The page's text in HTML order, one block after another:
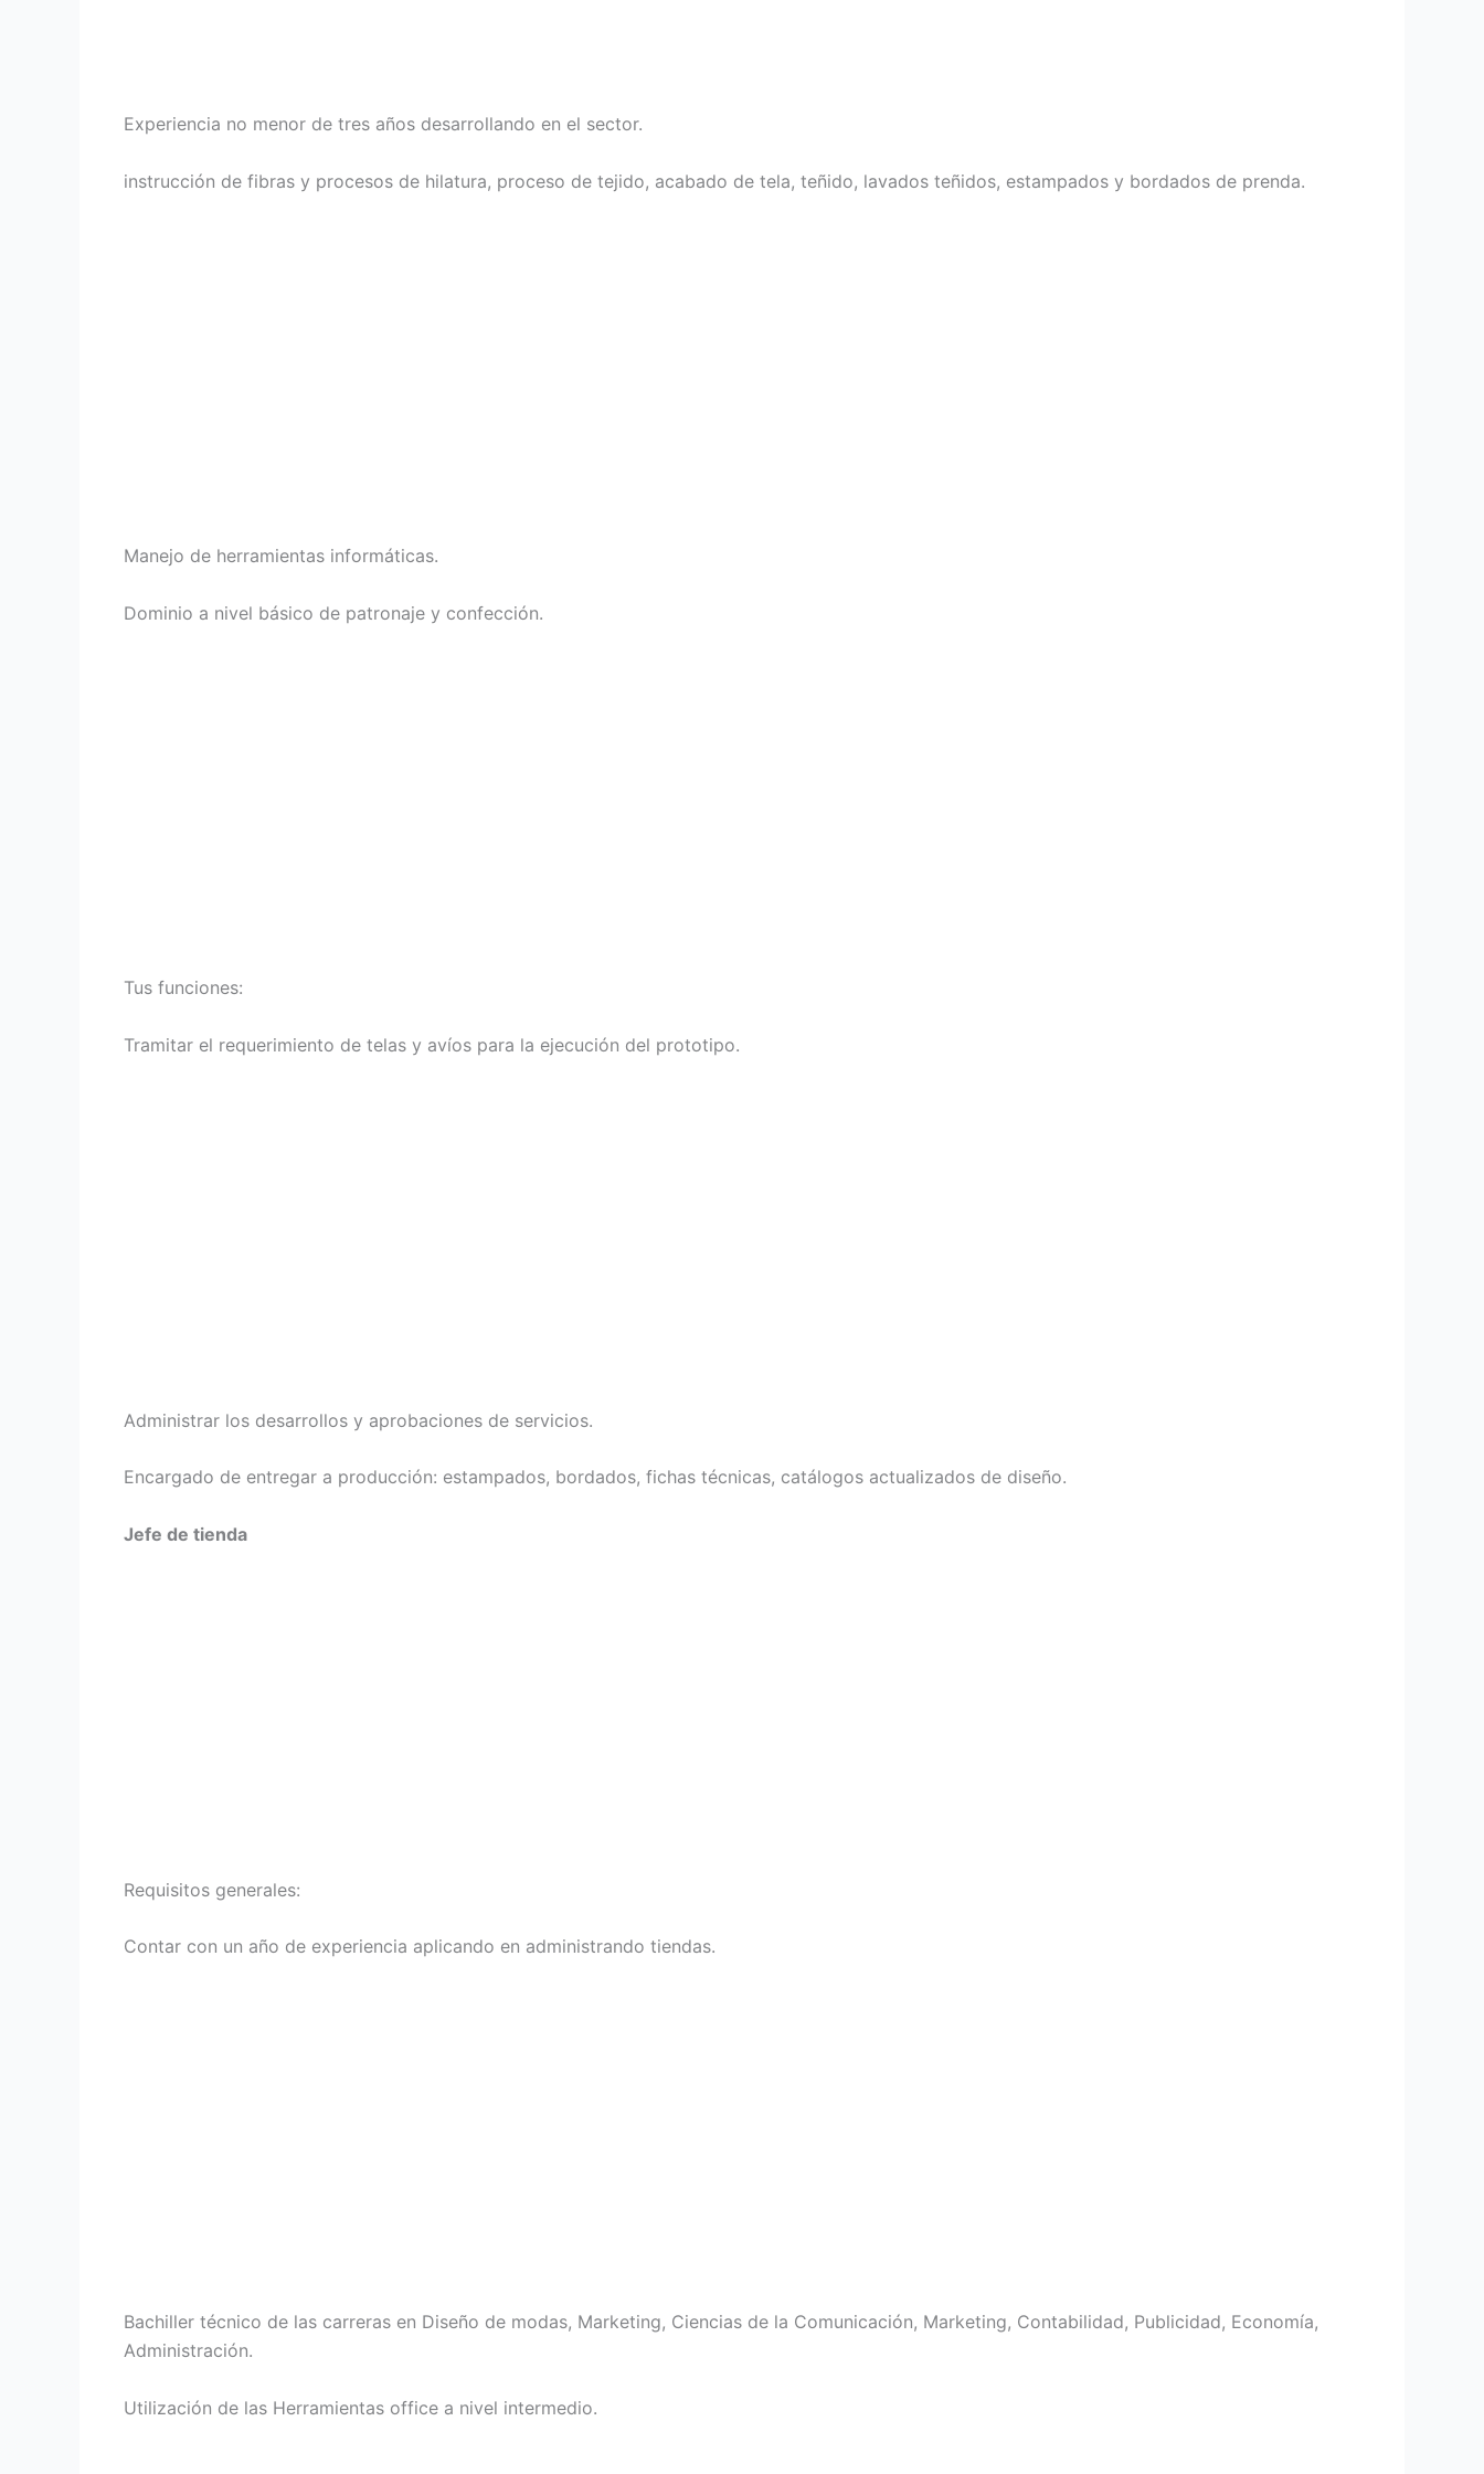
Experiencia no menor de tres años desarrollando en el sector.
instrucción de fibras y procesos de hilatura, proceso de tejido, acabado de tela, teñido, lavados teñidos, estampados y bordados de prenda.
Manejo de herramientas informáticas.
Dominio a nivel básico de patronaje y confección.
Tus funciones:
Tramitar el requerimiento de telas y avíos para la ejecución del prototipo.
Administrar los desarrollos y aprobaciones de servicios.
Encargado de entregar a producción: estampados, bordados, fichas técnicas, catálogos actualizados de diseño.
Jefe de tienda
Requisitos generales:
Contar con un año de experiencia aplicando en administrando tiendas.
Bachiller técnico de las carreras en Diseño de modas, Marketing, Ciencias de la Comunicación, Marketing, Contabilidad, Publicidad, Economía,
Administración.
Utilización de las Herramientas office a nivel intermedio.